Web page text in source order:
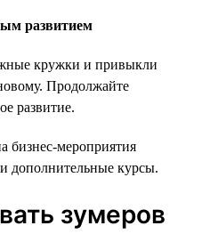
развитием
кружки и привыкли
Продолжайте
развитие.
бизнес-мероприятия
дополнительные курсы.
зумеров